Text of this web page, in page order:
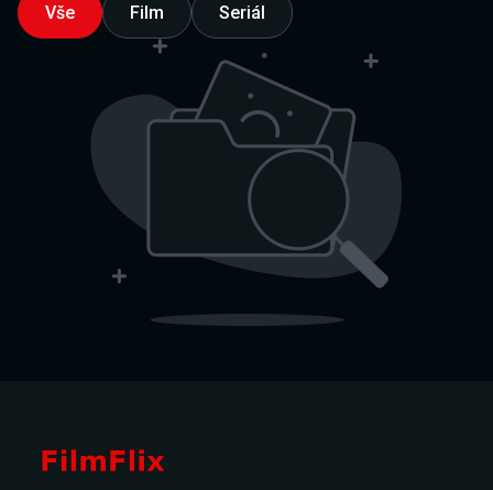
Vše Film Seriál